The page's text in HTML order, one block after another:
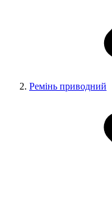
Ремінь приводний